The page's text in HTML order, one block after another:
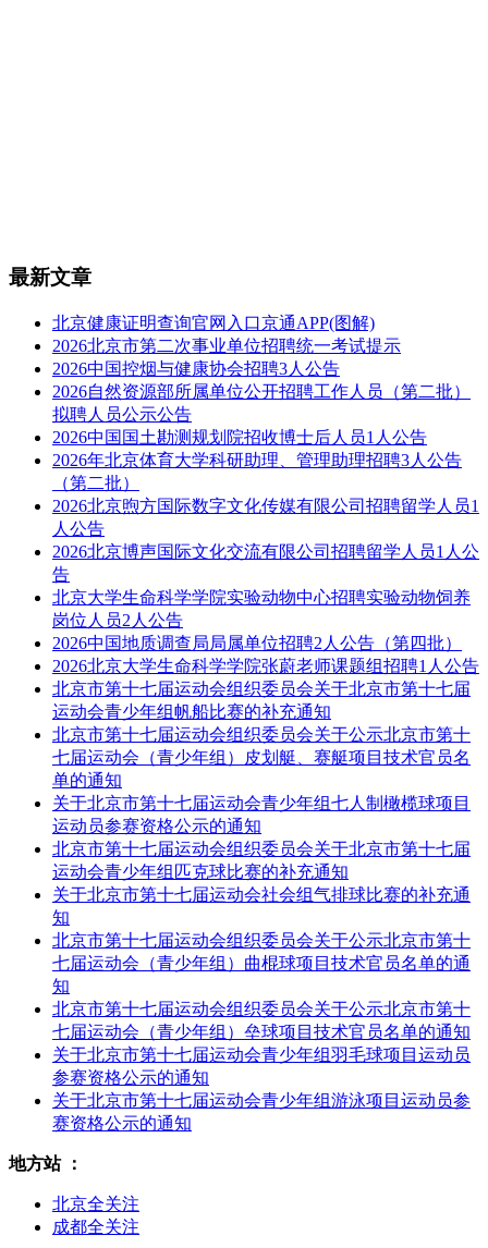
最新文章
北京健康证明查询官网入口京通APP(图解)
2026北京市第二次事业单位招聘统一考试提示
2026中国控烟与健康协会招聘3人公告
2026自然资源部所属单位公开招聘工作人员（第二批）
拟聘人员公示公告
2026中国国土勘测规划院招收博士后人员1人公告
2026年北京体育大学科研助理、管理助理招聘3人公告
（第二批）
2026北京煦方国际数字文化传媒有限公司招聘留学人员1
人公告
2026北京博声国际文化交流有限公司招聘留学人员1人公
告
北京大学生命科学学院实验动物中心招聘实验动物饲养
岗位人员2人公告
2026中国地质调查局局属单位招聘2人公告（第四批）
2026北京大学生命科学学院张蔚老师课题组招聘1人公告
北京市第十七届运动会组织委员会关于北京市第十七届
运动会青少年组帆船比赛的补充通知
北京市第十七届运动会组织委员会关于公示北京市第十
七届运动会（青少年组）皮划艇、赛艇项目技术官员名
单的通知
关于北京市第十七届运动会青少年组七人制橄榄球项目
运动员参赛资格公示的通知
北京市第十七届运动会组织委员会关于北京市第十七届
运动会青少年组匹克球比赛的补充通知
关于北京市第十七届运动会社会组气排球比赛的补充通
知
北京市第十七届运动会组织委员会关于公示北京市第十
七届运动会（青少年组）曲棍球项目技术官员名单的通
知
北京市第十七届运动会组织委员会关于公示北京市第十
七届运动会（青少年组）垒球项目技术官员名单的通知
关于北京市第十七届运动会青少年组羽毛球项目运动员
参赛资格公示的通知
关于北京市第十七届运动会青少年组游泳项目运动员参
赛资格公示的通知
地方站 ：
北京全关注
成都全关注